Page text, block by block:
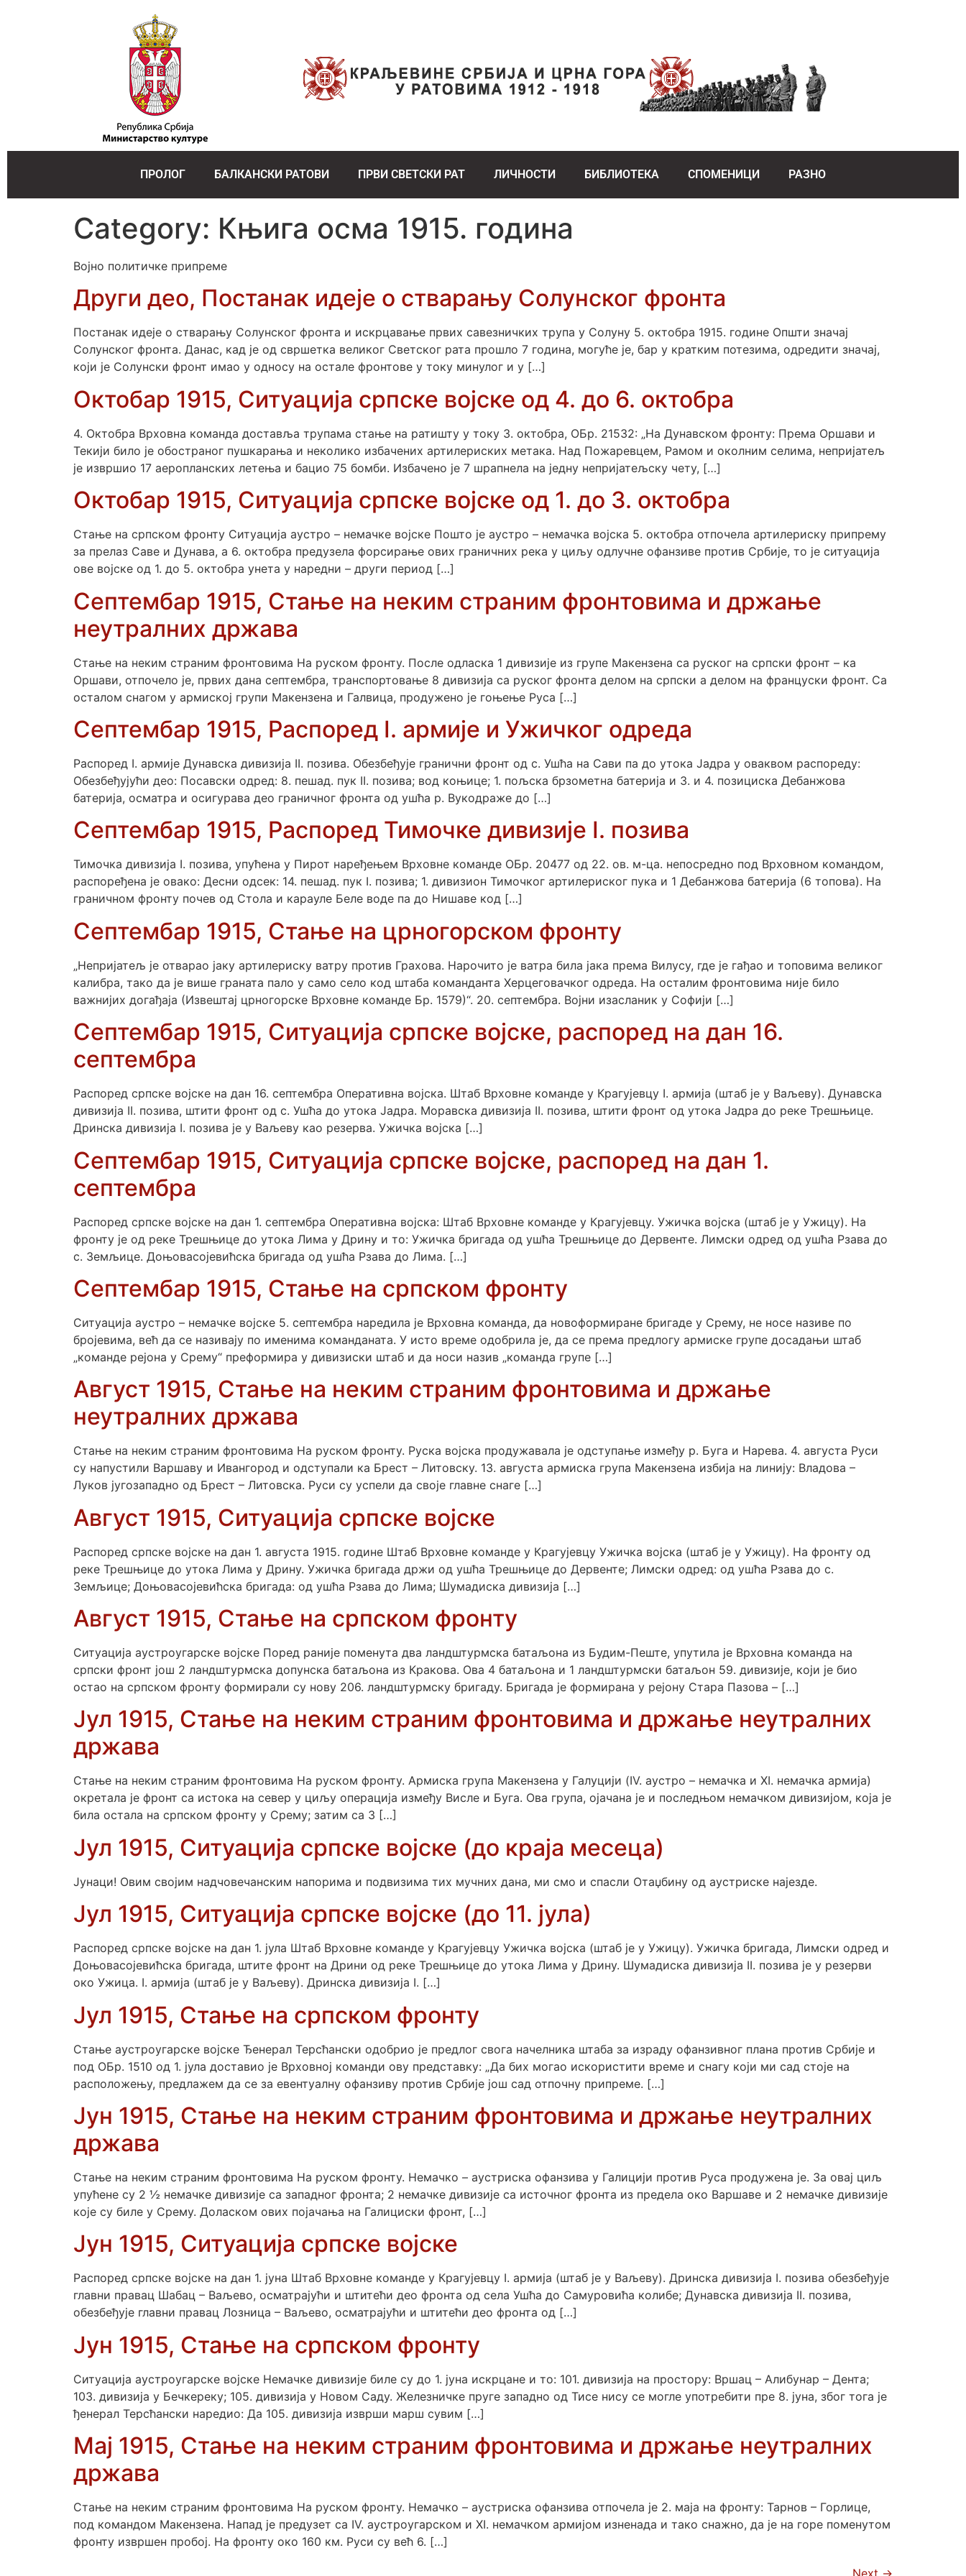
ПРОЛОГ БАЛКАНСКИ РАТОВИ ПРВИ СВЕТСКИ РАТ ЛИЧНОСТИ БИБЛИОТЕКА СПОМЕНИЦИ РАЗНО
Category: Књига осма 1915. година
Војно политичке припреме
Други део, Постанак идеје о стварању Солунског фронта
Постанак идеје о стварању Солунског фронта и искрцавање првих савезничких трупа у Солуну 5. октобра 1915. године Општи значај
Солунског фронта. Данас, кад је од свршетка великог Светског рата прошло 7 година, могуће је, бар у кратким потезима, одредити значај,
који је Солунски фронт имао у односу на остале фронтове у току минулог и у […]
Октобар 1915, Ситуација српске војске од 4. до 6. октобра
4. Октобра Врховна команда доставља трупама стање на ратишту у току 3. октобра, ОБр. 21532: „На Дунавском фронту: Према Оршави и
Текији било је обостраног пушкарања и неколико избачених артилериских метака. Над Пожаревцем, Рамом и околним селима, непријатељ
је извршио 17 аеропланских летења и бацио 75 бомби. Избачено је 7 шрапнела на једну непријатељску чету, […]
Октобар 1915, Ситуација српске војске од 1. до 3. октобра
Стање на српском фронту Ситуација аустро – немачке војске Пошто је аустро – немачка војска 5. октобра отпочела артилериску припрему
за прелаз Саве и Дунава, а 6. октобра предузела форсирање ових граничних река у циљу одлучне офанзиве против Србије, то је ситуација
ове војске од 1. до 5. октобра унета у наредни – други период […]
Септембар 1915, Стање на неким страним фронтовима и држање
неутралних држава
Стање на неким страним фронтовима На руском фронту. После одласка 1 дивизије из групе Макензена са руског на српски фронт – ка
Оршави, отпочело је, првих дана септембра, транспортовање 8 дивизија са руског фронта делом на српски а делом на француски фронт. Са
осталом снагом у армиској групи Макензена и Галвица, продужено је гоњење Руса […]
Септембар 1915, Распоред I. армије и Ужичког одреда
Распоред I. армије Дунавска дивизија II. позива. Обезбеђује гранични фронт од с. Ушћа на Сави па до утока Јадра у оваквом распореду:
Обезбеђујући део: Посавски одред: 8. пешад. пук II. позива; вод коњице; 1. пољска брзометна батерија и 3. и 4. позициска Дебанжова
батерија, осматра и осигурава део граничног фронта од ушћа р. Вукодраже до […]
Септембар 1915, Распоред Тимочке дивизије I. позива
Тимочка дивизија I. позива, упућена у Пирот наређењем Врховне команде ОБр. 20477 од 22. ов. м-ца. непосредно под Врховном командом,
распоређена је овако: Десни одсек: 14. пешад. пук I. позива; 1. дивизион Тимочког артилериског пука и 1 Дебанжова батерија (6 топова). На
граничном фронту почев од Стола и карауле Беле воде па до Нишаве код […]
Септембар 1915, Стање на црногорском фронту
„Непријатељ је отварао јаку артилериску ватру против Грахова. Нарочито је ватра била јака према Вилусу, где је гађао и топовима великог
калибра, тако да је више граната пало у само село код штаба команданта Херцеговачког одреда. На осталим фронтовима није било
важнијих догађаја (Извештај црногорске Врховне команде Бр. 1579)“. 20. септембра. Војни изасланик у Софији […]
Септембар 1915, Ситуација српске војске, распоред на дан 16.
септембра
Распоред српске војске на дан 16. септембра Оперативна војска. Штаб Врховне команде у Крагујевцу I. армија (штаб је у Ваљеву). Дунавска
дивизија II. позива, штити фронт од с. Ушћа до утока Јадра. Моравска дивизија II. позива, штити фронт од утока Јадра до реке Трешњице.
Дринска дивизија I. позива је у Ваљеву као резерва. Ужичка војска […]
Септембар 1915, Ситуација српске војске, распоред на дан 1.
септембра
Распоред српске војске на дан 1. септембра Оперативна војска: Штаб Врховне команде у Крагујевцу. Ужичка војска (штаб је у Ужицу). На
фронту је од реке Трешњице до утока Лима у Дрину и то: Ужичка бригада од ушћа Трешњице до Дервенте. Лимски одред од ушћа Рзава до
с. Земљице. Доњовасојевићска бригада од ушћа Рзава до Лима. […]
Септембар 1915, Стање на српском фронту
Ситуација аустро – немачке војске 5. септембра наредила је Врховна команда, да новоформиране бригаде у Срему, не носе називе по
бројевима, већ да се називају по именима команданата. У исто време одобрила је, да се према предлогу армиске групе досадањи штаб
„команде рејона у Срему“ преформира у дивизиски штаб и да носи назив „команда групе […]
Август 1915, Стање на неким страним фронтовима и држање
неутралних држава
Стање на неким страним фронтовима На руском фронту. Руска војска продужавала је одступање између р. Буга и Нарева. 4. августа Руси
су напустили Варшаву и Ивангород и одступали ка Брест – Литовску. 13. августа армиска група Макензена избија на линију: Владова –
Луков југозападно од Брест – Литовска. Руси су успели да своје главне снаге […]
Август 1915, Ситуација српске војске
Распоред српске војске на дан 1. августа 1915. године Штаб Врховне команде у Крагујевцу Ужичка војска (штаб је у Ужицу). На фронту од
реке Трешњице до утока Лима у Дрину. Ужичка бригада држи од ушћа Трешњице до Дервенте; Лимски одред: од ушћа Рзава до с.
Земљице; Доњовасојевићска бригада: од ушћа Рзава до Лима; Шумадиска дивизија […]
Август 1915, Стање на српском фронту
Ситуација аустроугарске војске Поред раније поменута два ландштурмска батаљона из Будим-Пеште, упутила је Врховна команда на
српски фронт још 2 ландштурмска допунска батаљона из Кракова. Ова 4 батаљона и 1 ландштурмски батаљон 59. дивизије, који је био
остао на српском фронту формирали су нову 206. ландштурмску бригаду. Бригада је формирана у рејону Стара Пазова – […]
Јул 1915, Стање на неким страним фронтовима и држање неутралних
држава
Стање на неким страним фронтовима На руском фронту. Армиска група Макензена у Галуцији (IV. аустро – немачка и XI. немачка армија)
окретала је фронт са истока на север у циљу операција између Висле и Буга. Ова група, ојачана је и последњом немачком дивизијом, која је
била остала на српском фронту у Срему; затим са 3 […]
Јул 1915, Ситуација српске војске (до краја месеца)
Јунаци! Овим својим надчовечанским напорима и подвизима тих мучних дана, ми смо и спасли Отаџбину од аустриске најезде.
Јул 1915, Ситуација српске војске (до 11. јула)
Распоред српске војске на дан 1. јула Штаб Врховне команде у Крагујевцу Ужичка војска (штаб је у Ужицу). Ужичка бригада, Лимски одред и
Доњовасојевићска бригада, штите фронт на Дрини од реке Трешњице до утока Лима у Дрину. Шумадиска дивизија II. позива је у резерви
око Ужица. I. армија (штаб је у Ваљеву). Дринска дивизија I. […]
Јул 1915, Стање на српском фронту
Стање аустроугарске војске Ђенерал Терсћански одобрио је предлог свога начелника штаба за израду офанзивног плана против Србије и
под ОБр. 1510 од 1. јула доставио је Врховној команди ову представку: „Да бих могао искористити време и снагу који ми сад стоје на
расположењу, предлажем да се за евентуалну офанзиву против Србије још сад отпочну припреме. […]
Јун 1915, Стање на неким страним фронтовима и држање неутралних
држава
Стање на неким страним фронтовима На руском фронту. Немачко – аустриска офанзива у Галицији против Руса продужена је. За овај циљ
упућене су 2 ½ немачке дивизије са западног фронта; 2 немачке дивизије са источног фронта из предела око Варшаве и 2 немачке дивизије
које су биле у Срему. Доласком ових појачања на Галициски фронт, […]
Јун 1915, Ситуација српске војске
Распоред српске војске на дан 1. јуна Штаб Врховне команде у Крагујевцу I. армија (штаб је у Ваљеву). Дринска дивизија I. позива обезбеђује
главни правац Шабац – Ваљево, осматрајући и штитећи део фронта од села Ушћа до Самуровића колибе; Дунавска дивизија II. позива,
обезбеђује главни правац Лозница – Ваљево, осматрајући и штитећи део фронта од […]
Јун 1915, Стање на српском фронту
Ситуација аустроугарске војске Немачке дивизије биле су до 1. јуна искрцане и то: 101. дивизија на простору: Вршац – Алибунар – Дента;
103. дивизија у Бечкереку; 105. дивизија у Новом Саду. Железничке пруге западно од Тисе нису се могле употребити пре 8. јуна, због тога је
ђенерал Терсћански наредио: Да 105. дивизија изврши марш сувим […]
Мај 1915, Стање на неким страним фронтовима и држање неутралних
држава
Стање на неким страним фронтовима На руском фронту. Немачко – аустриска офанзива отпочела је 2. маја на фронту: Тарнов – Горлице,
под командом Макензена. Напад је предузет са IV. аустроугарском и XI. немачком армијом изненада и тако снажно, да је на горе поменутом
фронту извршен пробој. На фронту око 160 км. Руси су већ 6. […]